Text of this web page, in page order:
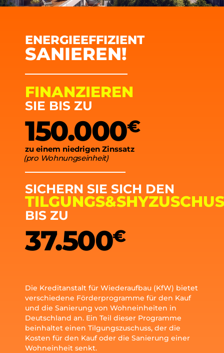
ENERGIEEFFIZIENT
SANIEREN!
FINANZIEREN
SIE BIS ZU
150.000€
zu einem niedrigen Zinssatz
(pro Wohnungseinheit)
SICHERN SIE SICH DEN
BIS ZU
37.500€
Die Kreditanstalt für Wiederaufbau (KfW) bietet
verschiedene Förderprogramme für den Kauf
und die Sanierung von Wohneinheiten in
Deutschland an. Ein Teil dieser Programme
beinhaltet einen Tilgungszuschuss, der die
Kosten für den Kauf oder die Sanierung einer
Wohneinheit senkt.